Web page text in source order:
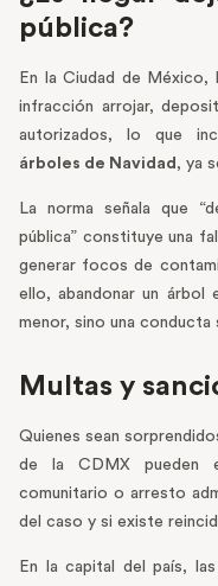
pública?
En la Ciudad de México,
infracción arrojar,
autorizados, lo que
árboles de Navidad , ya
La norma señala que
pública” constituye una
generar focos de
ello, abandonar un árbol
menor, sino una conducta
Multas y
Quienes sean
de la CDMX pueden
comunitario o arresto
del caso y si existe
En la capital del país,